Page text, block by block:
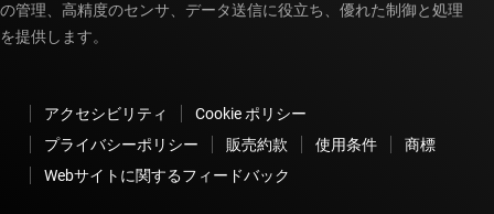
の管理、高精度のセンサ、データ送信に役立ち、優れた制御と処理
を提供します。
アクセシビリティ
Cookie ポリシー
プライバシーポリシー
販売約款 使用条件
商標
Webサイトに関するフィードバック